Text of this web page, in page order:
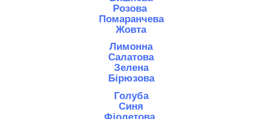
Розова
Помаранчева
Жовта
Лимонна
Салатова
Зелена
Бірюзова
Голуба
Синя